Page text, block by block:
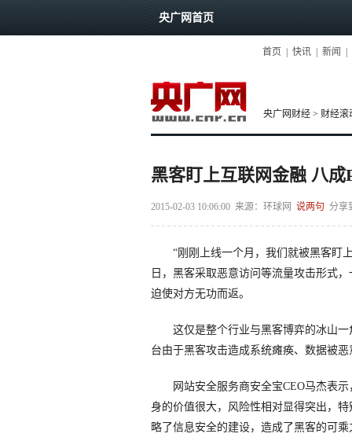
央广网首页
首页 快讯 新闻
央广网财经 > 财经滚
黑客盯上互联网金融 八成
2015-02-03 10:06:00 来源： 环球网 说两句 分享
“刚刚上线一个月，我们就被黑客盯上
日，黑客采取恶意访问等流量攻击形式
迫使对方无功而返。
这仅是整个行业与黑客博弈的冰山一
台由于黑客攻击造成系统瘫痪、数据被
网站安全服务商安全宝CEO马杰表示
身的价值很大，风险性相对显得突出，
略了信息安全的建设，造成了黑客的可乘